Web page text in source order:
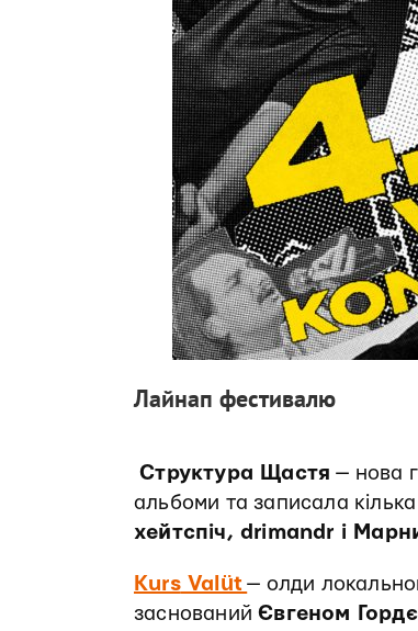
Лайнап фестивалю
Структура Щастя — нова
альбоми та записала
хейтспіч, drimandr і
KursValüt — олди
заснованийЄвгеном